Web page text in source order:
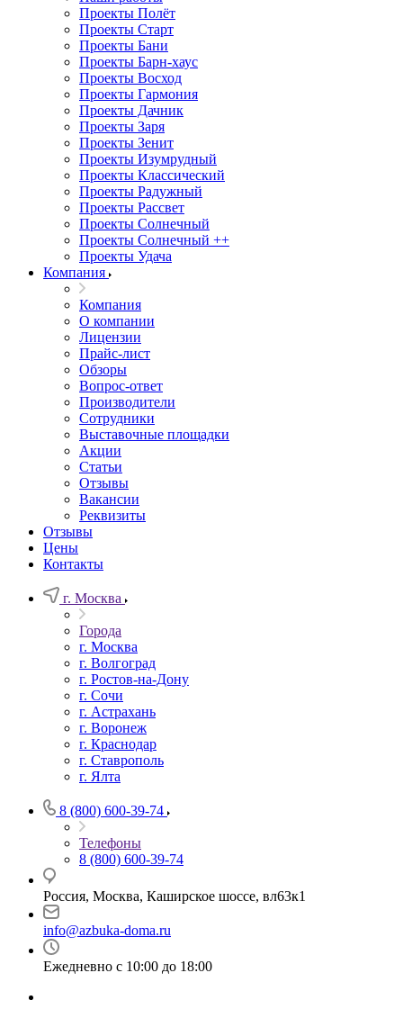
Проекты Полёт
Проекты Старт
Проекты Бани
Проекты Барн-хаус
Проекты Восход
Проекты Гармония
Проекты Дачник
Проекты Заря
Проекты Зенит
Проекты Изумрудный
Проекты Классический
Проекты Радужный
Проекты Рассвет
Проекты Солнечный
Проекты Солнечный ++
Проекты Удача
Компания
Компания
О компании
Лицензии
Прайс-лист
Обзоры
Вопрос-ответ
Производители
Сотрудники
Выставочные площадки
Акции
Статьи
Отзывы
Вакансии
Реквизиты
Отзывы
Цены
Контакты
г. Москва
Города
г. Москва
г. Волгоград
г. Ростов-на-Дону
г. Сочи
г. Астрахань
г. Воронеж
г. Краснодар
г. Ставрополь
г. Ялта
8 (800) 600-39-74
Телефоны
8 (800) 600-39-74
Россия, Москва, Каширское шоссе, вл63к1
info@azbuka-doma.ru
Ежедневно с 10:00 до 18:00